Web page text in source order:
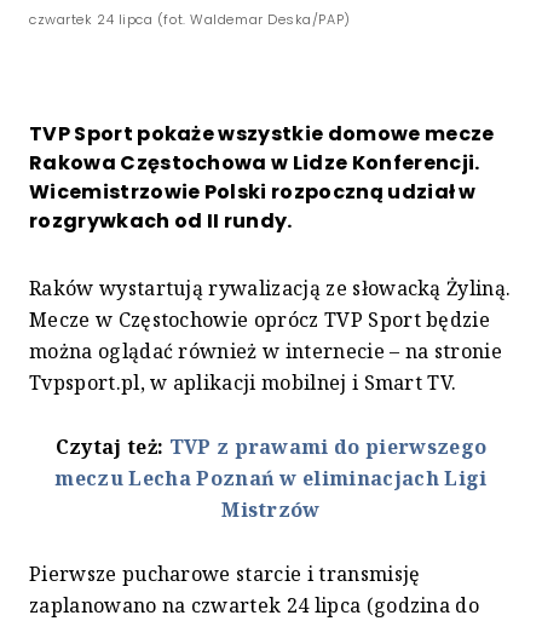
czwartek 24 lipca (fot. Waldemar Deska/PAP)
TVP Sport pokaże wszystkie domowe mecze
Rakowa Częstochowa w Lidze Konferencji.
Wicemistrzowie Polski rozpoczną udział w
rozgrywkach od II rundy.
Raków wystartują rywalizacją ze słowacką Żyliną.
Mecze w Częstochowie oprócz TVP Sport będzie
można oglądać również w internecie – na stronie
Tvpsport.pl, w aplikacji mobilnej i Smart TV.
Czytaj też: TVP z prawami do pierwszego
meczu Lecha Poznań w eliminacjach Ligi
Mistrzów
Pierwsze pucharowe starcie i transmisję
zaplanowano na czwartek 24 lipca (godzina do